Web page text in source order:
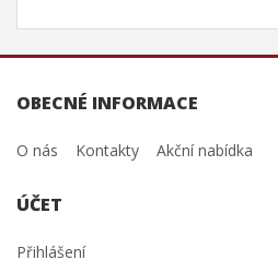
OBECNÉ INFORMACE
O nás Kontakty Akční nabídka
ÚČET
Přihlášení